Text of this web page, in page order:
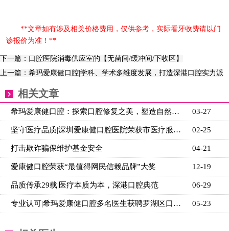
**文章如有涉及相关价格费用，仅供参考，实际看牙收费请以门
诊报价为准！**
下一篇：口腔医院消毒供应室的【无菌间/缓冲间/下收区】
上一篇：希玛爱康健口腔|学科、学术多维度发展，打造深港口腔实力派
相关文章
03-27
希玛爱康健口腔：探索口腔修复之美，塑造自然牙体新篇
02-25
坚守医疗品质|深圳爱康健口腔医院荣获市医疗服务质量A
04-21
打击欺诈骗保维护基金安全
12-19
爱康健口腔荣获“最值得网民信赖品牌”大奖
06-29
品质传承29载|医疗本质为本，深港口腔典范
05-23
专业认可|希玛爱康健口腔多名医生获聘罗湖区口腔质控